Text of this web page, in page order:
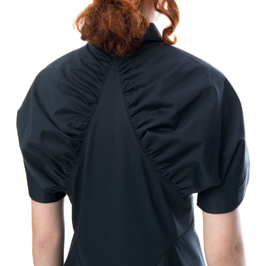
ПОДПИШИТЕСЬ НА НАШУ РАССЫЛКУ!
Нажимая на кнопку, вы даете согласие на обработку
персональных данных и соглашаетесь cполитикой
конфиденциальности
Подписаться